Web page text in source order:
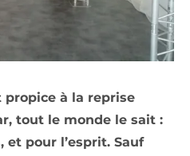
propice à la reprise
tout le monde le sait :
et pour l’esprit. Sauf